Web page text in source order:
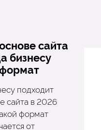
сайта
бизнесу
подходит
сайта в 2026
формат
от